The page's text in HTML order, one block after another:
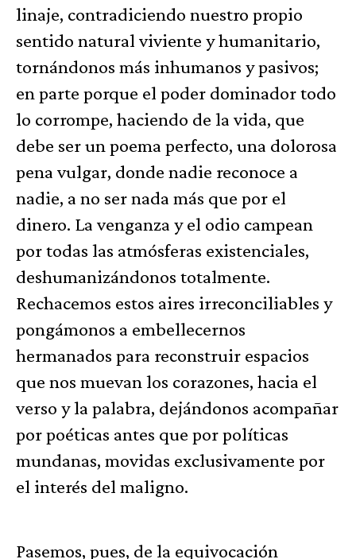
linaje, contradiciendo nuestro propio
sentido natural viviente y humanitario,
tornándonos más inhumanos y pasivos;
en parte porque el poder dominador todo
lo corrompe, haciendo de la vida, que
debe ser un poema perfecto, una dolorosa
pena vulgar, donde nadie reconoce a
nadie, a no ser nada más que por el
dinero. La venganza y el odio campean
por todas las atmósferas existenciales,
deshumanizándonos totalmente.
Rechacemos estos aires irreconciliables y
pongámonos a embellecernos
hermanados para reconstruir espacios
que nos muevan los corazones, hacia el
verso y la palabra, dejándonos acompañar
por poéticas antes que por políticas
mundanas, movidas exclusivamente por
el interés del maligno.
Pasemos, pues, de la equivocación